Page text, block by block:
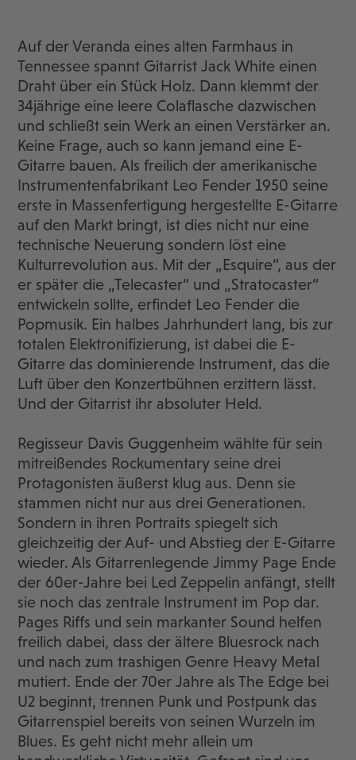
Auf der Veranda eines alten Farmhaus in
Tennessee spannt Gitarrist Jack White einen
Draht über ein Stück Holz. Dann klemmt der
34jährige eine leere Colaflasche dazwischen
und schließt sein Werk an einen Verstärker an.
Keine Frage, auch so kann jemand eine E-
Gitarre bauen. Als freilich der amerikanische
Instrumentenfabrikant Leo Fender 1950 seine
erste in Massenfertigung hergestellte E-Gitarre
auf den Markt bringt, ist dies nicht nur eine
technische Neuerung sondern löst eine
Kulturrevolution aus. Mit der „Esquire“, aus der
er später die „Telecaster“ und „Stratocaster“
entwickeln sollte, erfindet Leo Fender die
Popmusik. Ein halbes Jahrhundert lang, bis zur
totalen Elektronifizierung, ist dabei die E-
Gitarre das dominierende Instrument, das die
Luft über den Konzertbühnen erzittern lässt.
Und der Gitarrist ihr absoluter Held.
Regisseur Davis Guggenheim wählte für sein
mitreißendes Rockumentary seine drei
Protagonisten äußerst klug aus. Denn sie
stammen nicht nur aus drei Generationen.
Sondern in ihren Portraits spiegelt sich
gleichzeitig der Auf- und Abstieg der E-Gitarre
wieder. Als Gitarrenlegende Jimmy Page Ende
der 60er-Jahre bei Led Zeppelin anfängt, stellt
sie noch das zentrale Instrument im Pop dar.
Pages Riffs und sein markanter Sound helfen
freilich dabei, dass der ältere Bluesrock nach
und nach zum trashigen Genre Heavy Metal
mutiert. Ende der 70er Jahre als The Edge bei
U2 beginnt, trennen Punk und Postpunk das
Gitarrenspiel bereits von seinen Wurzeln im
Blues. Es geht nicht mehr allein um